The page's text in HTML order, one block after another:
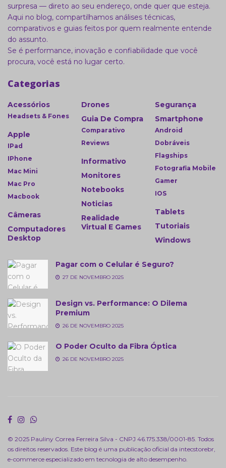
surpresa — direto ao seu endereço, onde quer que esteja.
Aqui no blog, compartilhamos análises técnicas,
comparativos e guias feitos por quem realmente entende
do assunto.
Se é performance, inovação e confiabilidade que você
procura, você está no lugar certo.
Categorias
Acessórios
Headsets & Fones
Apple
IPad
IPhone
Mac Mini
Mac Pro
Macbook
Câmeras
Computadores
Desktop
Drones
Guia De Compra
Comparativo
Reviews
Informativo
Monitores
Notebooks
Noticias
Realidade
Virtual E Games
Segurança
Smartphone
Android
Dobráveis
Flagships
Fotografia Mobile
Gamer
IOS
Tablets
Tutoriais
Windows
Pagar com o Celular é Seguro?
27 DE NOVEMBRO 2025
Design vs. Performance: O Dilema
Premium
26 DE NOVEMBRO 2025
O Poder Oculto da Fibra Óptica
26 DE NOVEMBRO 2025
© 2025 Pauliny Correa Ferreira Silva - CNPJ 46.175.338/0001-85. Todos
os direitos reservados. Este blog é uma publicação oficial da intecstorebr,
e-commerce especializado em tecnologia de alto desempenho.